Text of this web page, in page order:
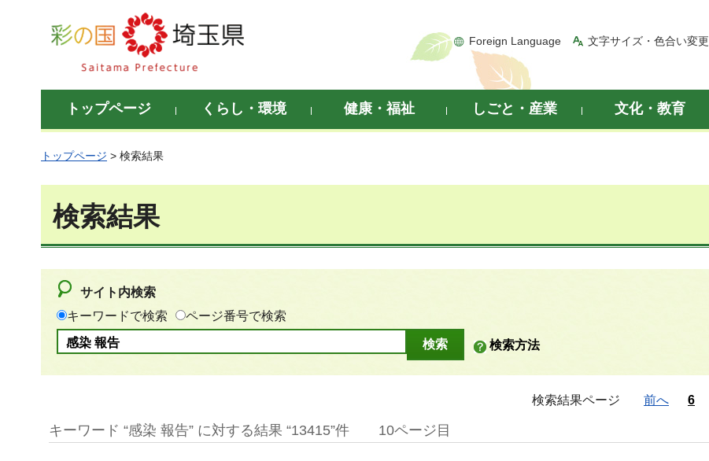
彩の国 埼玉県
Foreign Language 文字サイズ・色合い変更
トップページ くらし・環境 健康・福祉 しごと・産業 文化・教育
トップページ > 検索結果
検索結果
サイト内検索
キーワードで検索
ページ番号で検索
検索方法
検索結果ページ 前へ 6
キーワード “感染 報告” に対する結果 “13415”件 10ページ目